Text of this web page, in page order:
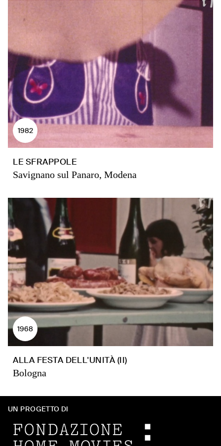
1982
LE SFRAPPOLE
Savignano sul Panaro, Modena
1968
ALLA FESTA DELL'UNITÀ (II)
Bologna
UN PROGETTO DI